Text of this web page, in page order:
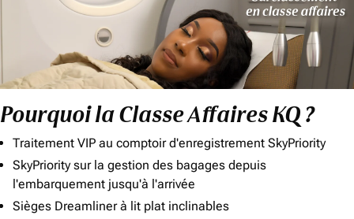
Pourquoi la Classe Affaires KQ ?
Traitement VIP au comptoir d'enregistrement SkyPriority
SkyPriority sur la gestion des bagages depuis
l'embarquement jusqu'à l'arrivée
Sièges Dreamliner à lit plat inclinables